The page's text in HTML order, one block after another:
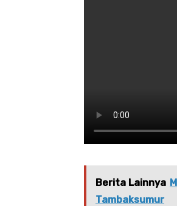
Berita Lainnya
Tambaksumur